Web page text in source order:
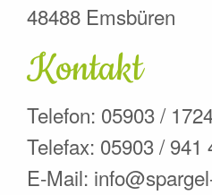
48488 Emsbüren
Kontakt
Telefon: 05903 /
Telefax: 05903 / 941
E-Mail: